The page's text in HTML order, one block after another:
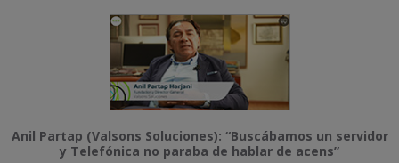
Anil Partap (Valsons Soluciones): “Buscábamos un servidor
y Telefónica no paraba de hablar de acens”